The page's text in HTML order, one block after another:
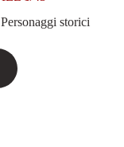
Personaggi storici